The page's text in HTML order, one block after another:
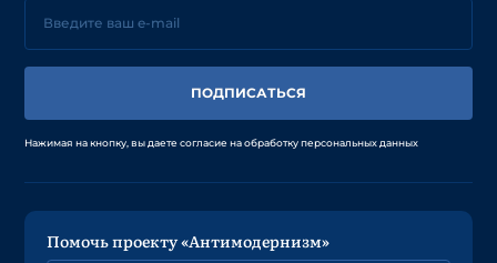
ПОДПИСАТЬСЯ
Нажимая на кнопку, вы даете согласие на обработку персональных данных
Помочь проекту «Антимодернизм»